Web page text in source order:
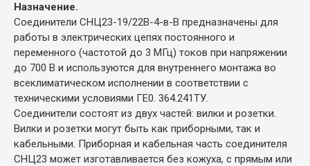
Назначение.
Соединители СНЦ23-19/22В-4-в-В предназначены для
работы в электрических цепях постоянного и
переменного (частотой до 3 МГц) токов при напряжении
до 700 В и используются для внутреннего монтажа во
всеклиматическом исполнении в соответствии с
техническими условиями ГЕ0. 364.241ТУ.
Соединители состоят из двух частей: вилки и розетки.
Вилки и розетки могут быть как приборными, так и
кабельными. Приборная и кабельная часть соединителя
СНЦ23 может изготавливается без кожуха, с прямым или